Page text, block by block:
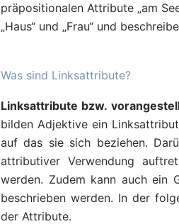
präpositionalen Attribute „am
„Haus“ und „Frau“ und
Was sind Linksattribute?
Linksattribute bzw.
bilden Adjektive ein
auf das sie sich beziehen.
attributiver Verwendung
werden. Zudem kann auch ein
beschrieben werden. In der
der Attribute.